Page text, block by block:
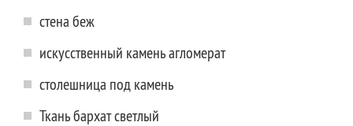
стена беж
искусственный камень агломерат
столешница под камень
Ткань бархат светлый